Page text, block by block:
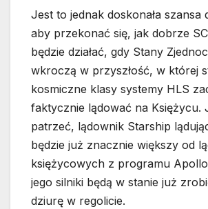
Jest to jednak doskonała szansa
aby przekonać się, jak dobrze
będzie działać, gdy Stany
wkroczą w przyszłość, w której
kosmiczne klasy systemy HLS
faktycznie lądować na Księżycu.
patrzeć, lądownik Starship
będzie już znacznie większy od
księżycowych z programu
jego silniki będą w stanie już
dziurę w regolicie.